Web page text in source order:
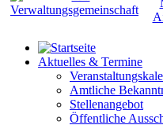
Aktuelles & Termine
Amtliche
Stellenangebot
Öffentliche